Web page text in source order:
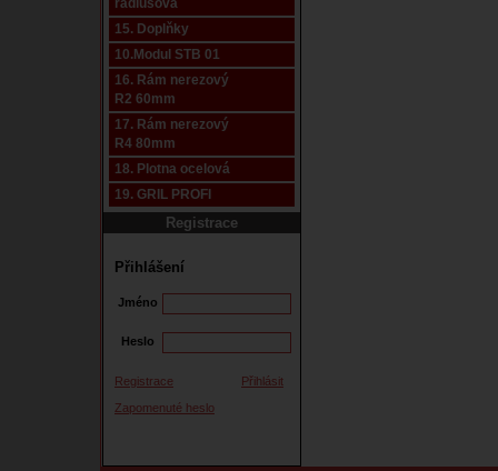
rádiusová
15. Doplňky
10.Modul STB 01
16. Rám nerezový
R2 60mm
17. Rám nerezový
R4 80mm
18. Plotna ocelová
19. GRIL PROFI
Registrace
Přihlášení
Jméno
Heslo
Registrace
Přihlásit
Zapomenuté heslo